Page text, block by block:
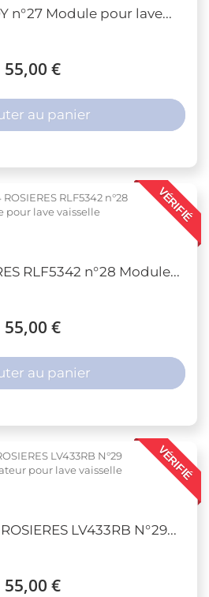
n°27 Module pour lave...
55,00 €
au panier
VÉRIFIÉ
RLF5342 n°28 Module...
55,00 €
au panier
VÉRIFIÉ
LV433RB N°29...
55,00 €